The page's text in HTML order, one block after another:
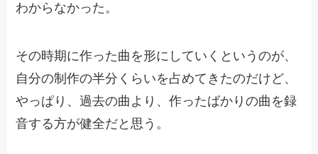
わからなかった。
その時期に作った曲を形にしていくというのが、
自分の制作の半分くらいを占めてきたのだけど、
やっぱり、過去の曲より、作ったばかりの曲を録
音する方が健全だと思う。